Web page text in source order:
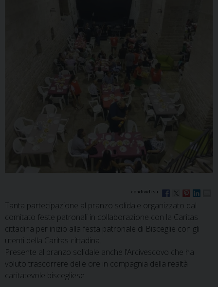
Tanta partecipazione al pranzo solidale organizzato dal
comitato feste patronali in collaborazione con la Caritas
cittadina per inizio alla festa patronale di Bisceglie con gli
utenti della Caritas cittadina.
Presente al pranzo solidale anche l’Arcivescovo che ha
voluto trascorrere delle ore in compagnia della realtà
caritatevole biscegliese